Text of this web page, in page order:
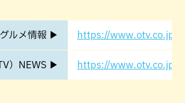
ルメ情報 ▶ https://www.otv.co.jp/
）NEWS ▶ https://www.otv.co.jp/